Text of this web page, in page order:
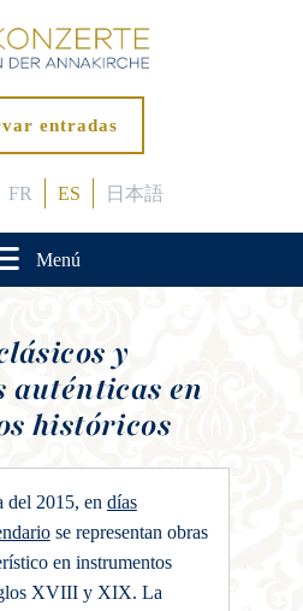
entradas
FR ES 日本語
Menú
y
auténticas en
históricos
del 2015, en días
se representan obras
en instrumentos
XVIII y XIX. La